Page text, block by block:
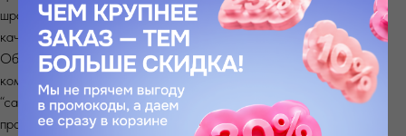
шрамам, рубцам, стриям, глубоким заломам. А в совокупности с
качественным мезококтейлем - результат гарантирован.
Обновленный дермапен с автоподачей раствора - самый
комфортный аппарат для работы косметолога или для процедур
“сам себе”. Комфорт работы обеспечивает корректность
протекания процедур, тем самым достигается максимизация